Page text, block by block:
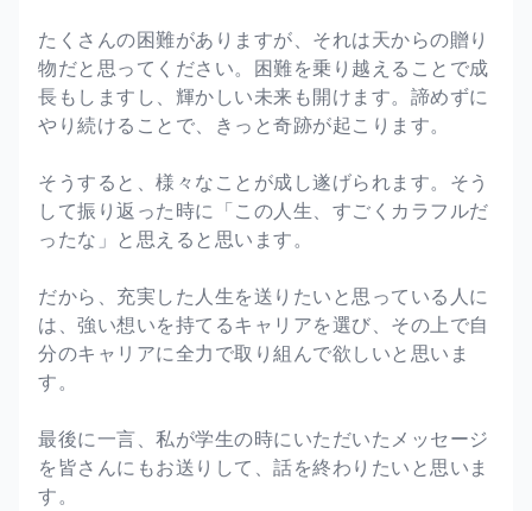
たくさんの困難がありますが、それは天からの贈り
物だと思ってください。困難を乗り越えることで成
長もしますし、輝かしい未来も開けます。諦めずに
やり続けることで、きっと奇跡が起こります。
そうすると、様々なことが成し遂げられます。そう
して振り返った時に「この人生、すごくカラフルだ
ったな」と思えると思います。
だから、充実した人生を送りたいと思っている人に
は、強い想いを持てるキャリアを選び、その上で自
分のキャリアに全力で取り組んで欲しいと思いま
す。
最後に一言、私が学生の時にいただいたメッセージ
を皆さんにもお送りして、話を終わりたいと思いま
す。